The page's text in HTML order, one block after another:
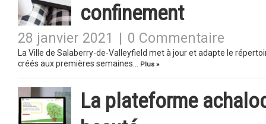
confinement
28 janvier 2021 0 Commentaire
La Ville de Salaberry-de-Valleyfield met à jour et adapte le
créés aux premières semaines…
Plus »
La plateforme